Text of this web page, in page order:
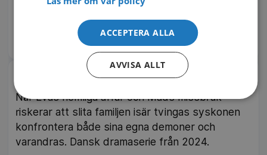
polisen. Brittisk kriminalserie från 2026.
Den goda stämningen
När Evas hemliga affär och Mads missbruk
riskerar att slita familjen isär tvingas syskonen
konfrontera både sina egna demoner och
varandras. Dansk dramaserie från 2024.
ACCEPTERA ALLA
AVVISA ALLT